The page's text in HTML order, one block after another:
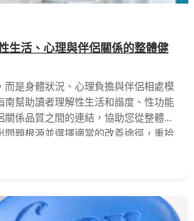
生活、心理與伴侶關係的整體健
而是身體狀況、心理負擔與伴侶相處模
南幫助讀者理解性生活和諧度、性功能
關係品質之間的連結，協助您從整體性
問題根源並選擇適當的改善途徑，重拾